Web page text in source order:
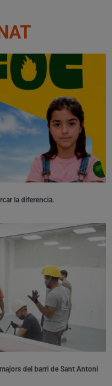
la diferencia.
del barri de Sant Antoni